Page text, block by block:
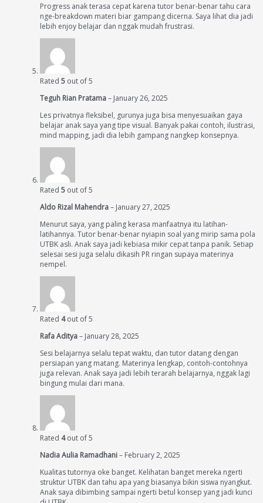
Progress anak terasa cepat karena tutor benar-benar tahu cara
nge-breakdown materi biar gampang dicerna. Saya lihat dia jadi
lebih enjoy belajar dan nggak mudah frustrasi.
Rated 5 out of 5
Teguh Rian Pratama– January 26, 2025
Les privatnya fleksibel, gurunya juga bisa menyesuaikan gaya
belajar anak saya yang tipe visual. Banyak pakai contoh, ilustrasi,
mind mapping, jadi dia lebih gampang nangkep konsepnya.
Rated 5 out of 5
Aldo Rizal Mahendra– January 27, 2025
Menurut saya, yang paling kerasa manfaatnya itu latihan-
latihannya. Tutor benar-benar nyiapin soal yang mirip sama pola
UTBK asli. Anak saya jadi kebiasa mikir cepat tanpa panik. Setiap
selesai sesi juga selalu dikasih PR ringan supaya materinya
nempel.
Rated 4out of 5
Rafa Aditya– January 28, 2025
Sesi belajarnya selalu tepat waktu, dan tutor datang dengan
persiapan yang matang. Materinya lengkap, contoh-contohnya
juga relevan. Anak saya jadi lebih terarah belajarnya, nggak lagi
bingung mulai dari mana.
Rated 4out of 5
Nadia Aulia Ramadhani– February 2, 2025
Kualitas tutornya oke banget. Kelihatan banget mereka ngerti
struktur UTBK dan tahu apa yang biasanya bikin siswa nyangkut.
Anak saya dibimbing sampai ngerti betul konsep yang jadi kunci